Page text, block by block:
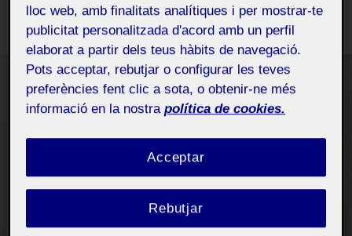
lloc web, amb finalitats analítiques i per mostrar-te
publicitat personalitzada d'acord amb un perfil
elaborat a partir dels teus hàbits de navegació.
Pots acceptar, rebutjar o configurar les teves
preferències fent clic a sota, o obtenir-ne més
informació en la nostra política de cookies.
Rebutjar
Acceptar